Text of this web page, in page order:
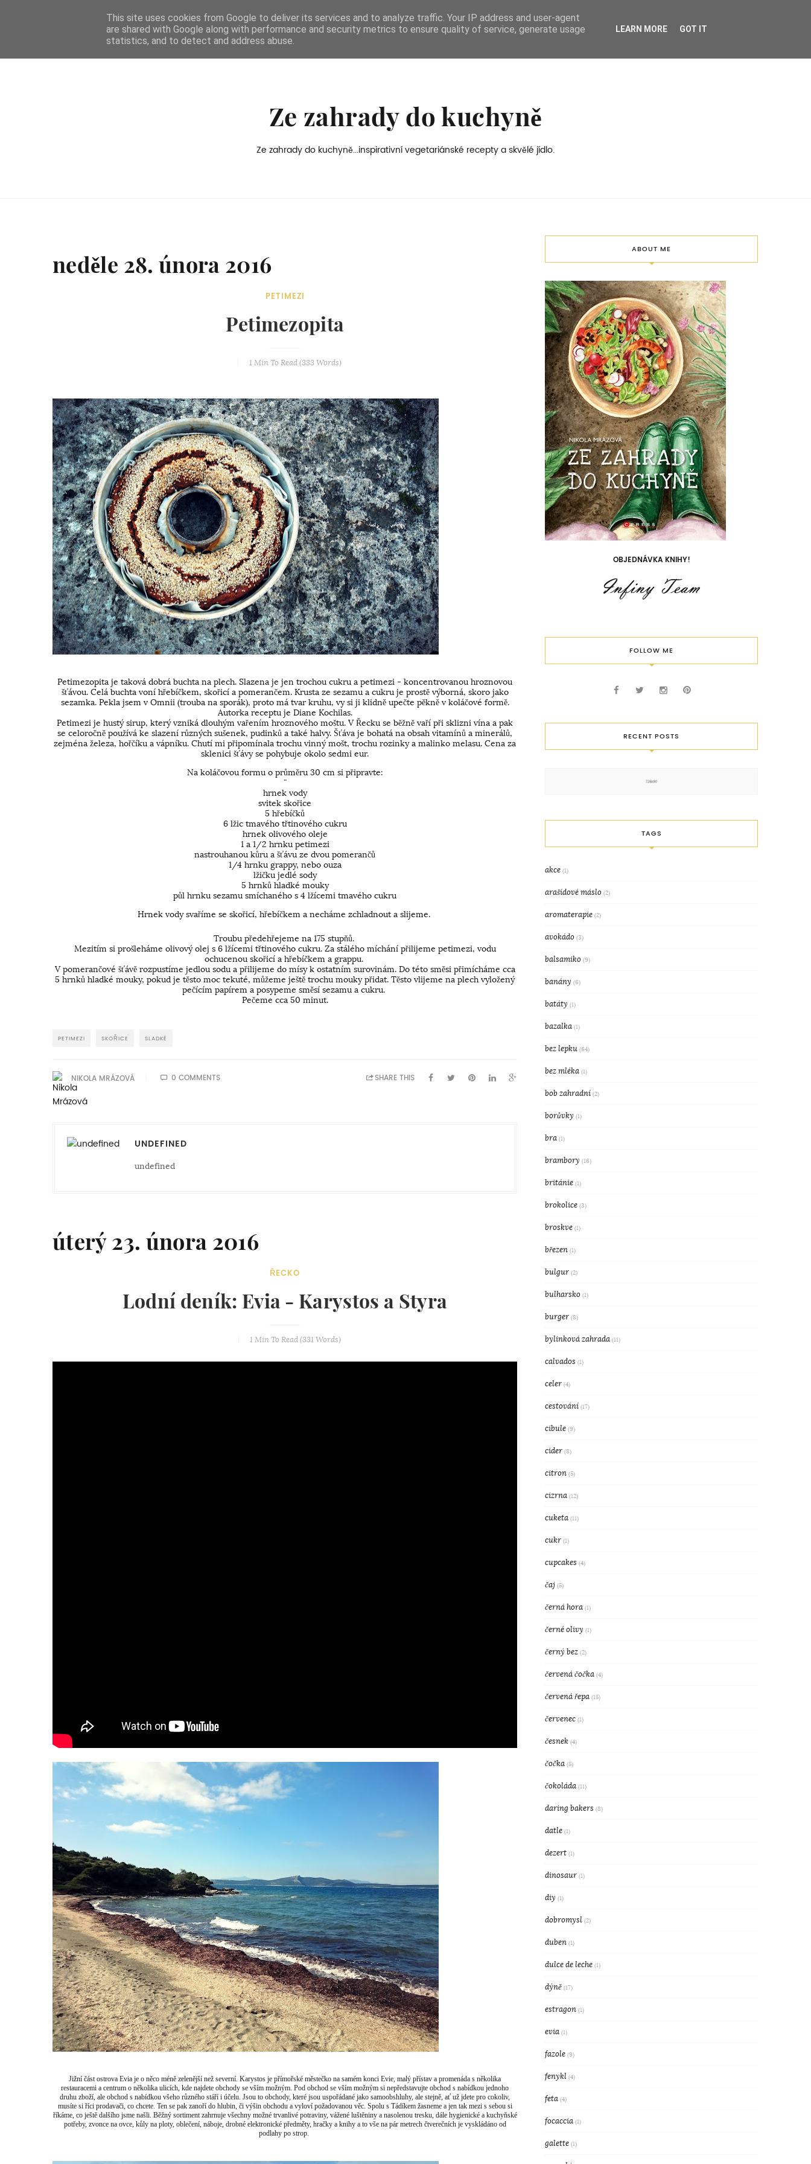
BOXEDVERSION
Ze zahrady do kuchyně
Ze zahrady do kuchyně...inspirativní vegetariánské recepty a skvělé jídlo.
neděle 28. února 2016
PETIMEZI
Petimezopita
1 MinTo Read (333Words)
Petimezopita je taková dobrá buchta na plech. Slazena je jen trochou cukru a petimezi - koncentrovanou hroznovou
šťávou. Celá buchta voní hřebíčkem, skořicí a pomerančem. Krusta ze sezamu a cukru je prostě výborná, skoro jako
sezamka. Pekla jsem v Omnii (trouba na sporák), proto má tvar kruhu, vy si ji klidně upečte pěkně v koláčové formě.
Autorka receptu je Diane Kochilas.
Petimezi je hustý sirup, který vzniká dlouhým vařením hroznového moštu. V Řecku se běžně vaří při sklizni vína a pak
se celoročně používá ke slazení různých sušenek, pudinků a také halvy. Šťáva je bohatá na obsah vitamínů a minerálů,
zejména železa, hořčíku a vápníku. Chutí mi připomínala trochu vinný mošt, trochu rozinky a malinko melasu. Cena za
sklenici šťávy se pohybuje okolo sedmi eur.
Na koláčovou formu o průměru 30 cm si připravte:
¨
hrnek vody
svitek skořice
5 hřebíčků
6 lžic tmavého třtinového cukru
hrnek olivového oleje
1 a 1/2 hrnku petimezi
nastrouhanou kůru a šťávu ze dvou pomerančů
1/4 hrnku grappy, nebo ouza
lžičku jedlé sody
5 hrnků hladké mouky
půl hrnku sezamu smíchaného s 4 lžícemi tmavého cukru
Hrnek vody svaříme se skořicí, hřebíčkem a necháme zchladnout a slijeme.
Troubu předehřejeme na 175 stupňů.
Mezitím si prošleháme olivový olej s 6 lžícemi třtinového cukru. Za stálého míchání přilijeme petimezi, vodu
ochucenou skořicí a hřebíčkem a grappu.
V pomerančové šťávě rozpustíme jedlou sodu a přilijeme do mísy k ostatním surovinám. Do této směsi přimícháme cca
5 hrnků hladké mouky, pokud je těsto moc tekuté, můžeme ještě trochu mouky přidat. Těsto vlijeme na plech vyložený
pečícím papírem a posypeme směsí sezamu a cukru.
Pečeme cca 50 minut.
PETIMEZI SKOŘICE SLADKÉ
NIKOLA MRÁZOVÁ 0 COMMENTS SHARE THIS
UNDEFINED
undefined
úterý 23. února 2016
ŘECKO
Lodní deník: Evia - Karystos a Styra
1 MinTo Read (331 Words)
Jižní část ostrova Evia je o něco méně zelenější než severní. Karystos je přímořské městečko na samém konci Evie, malý přístav a promenáda s několika
restauracemi a centrum o několika ulicích, kde najdete obchody se vším možným. Pod obchod se vším možným si nepředstavujte obchod s nabídkou jednoho
druhu zboží, ale obchod s nabídkou všeho různého stáří i účelu. Jsou to obchody, které jsou uspořádané jako samoobshluhy, ale stejně, ať už jdete pro cokoliv,
musíte si říci prodavači, co chcete. Ten se pak zanoří do hlubin, či výšin obchodu a vyloví požadovanou věc. Spolu s Tádíkem žasneme a jen tak mezi s sebou si
říkáme, co ještě dalšího jsme našli. Běžný sortiment zahrnuje všechny možné trvanlivé potraviny, vážené luštěniny a nasolenou tresku, dále hygienické a kuchyňské
potřeby, zvonce na ovce, kůly na ploty, oblečení, náboje, drobné elektronické předměty, hračky a knihy a to vše na pár metrech čtverečních je vyskládáno od
podlahy po strop.
ABOUT ME
OBJEDNÁVKA KNIHY!
FOLLOW ME
RECENT POSTS
TAGS
akce (1)
arašídové máslo (2)
aromaterapie (2)
avokádo (3)
balsamiko (9)
banány (6)
batáty (1)
bazalka (1)
bez lepku (64)
bez mléka (1)
bob zahradní (2)
borůvky (1)
bra (1)
brambory (16)
británie (1)
brokolice (3)
broskve (1)
březen (1)
bulgur (2)
bulharsko (1)
burger (8)
bylinková zahrada (11)
calvados (1)
celer (4)
cestování (17)
cibule (9)
cider (8)
citron (5)
cizrna (12)
cuketa (11)
cukr (1)
cupcakes (4)
čaj (5)
černá hora (1)
černé olivy (1)
černý bez (2)
červená čočka (4)
červená řepa (15)
červenec (1)
česnek (4)
čočka (5)
čokoláda (11)
daring bakers (8)
datle (1)
dezert (1)
dinosaur (1)
diy (1)
dobromysl (2)
duben (1)
dulce de leche (1)
dýně (17)
estragon (1)
evia (1)
fazole (9)
fenykl (4)
feta (4)
focaccia (1)
galette (1)
This site uses cookies from Google to deliver its services and to analyze traffic. Your IP address and user-agent
are shared with Google along with performance and security metrics to ensure quality of service, generate usage
statistics, and to detect and address abuse.
LEARN MORE GOT IT